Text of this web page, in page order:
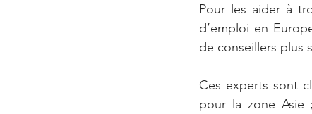
Pour les aider à
d’emploi en
de conseillers plus
Ces experts sont
pour la zone Asie